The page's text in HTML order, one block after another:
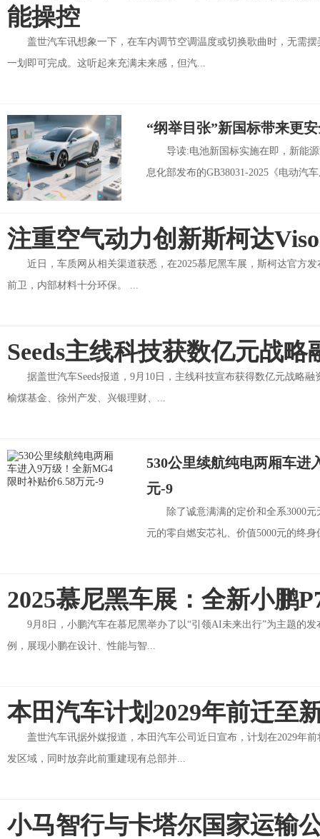
能操控
盖世汽车讯想象一下，在车内调节空调温度或切换歌曲时，无需
一划即可完成。这听起来充满未来感，但汽...
“纲举目张”新国标带来更
导读:电池新国标实施在即，新能
息化部发布的GB38031-2025《电动汽
注重空气动力创新斯柯达
近日，车质网从相关渠道获悉，在2025慕尼黑车展，斯柯达官方
前卫，内部材料十分环保。 ...
Seeds主线科技获数亿元战略
据盖世汽车Seeds报道，9月10日，主线科技宣布获得数亿元战略
榆煤基金、徐州产发、兴银理财、...
530公里续航纯电两厢车进
元-9
除了诚意满满的定价和全系3000
元的零自燃安芯礼、价值5000元的终身
2025慕尼黑车展：全新小鹏
9月8日，小鹏汽车在慕尼黑举办了以“引领AI未来出行”为主题的
例，展现小鹏在设计、性能与智...
本田汽车计划2029年前迁至
盖世汽车讯据外媒报道，本田汽车公司近日宣布，计划在2029年
发区域，同时放弃此前重建现有总部并...
小马智行与卡塔尔国家运输